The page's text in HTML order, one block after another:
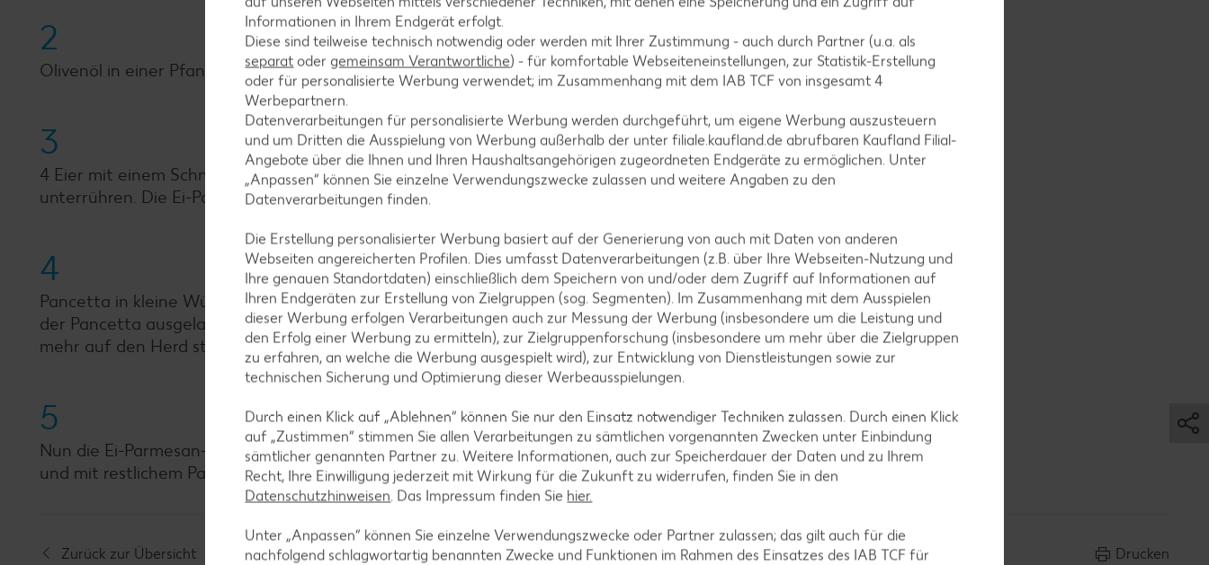
2
Olivenöl in einer Pfanne erhitzen und den Spargel darin anschwitzen.
3
4 Eier mit einem Schneebesen in einer Schüssel miteinander verquirlen und 50 Gramm Parmesan
unterrühren. Die Ei-Parmesan-Mischung mit schwarzem Pfeffer würzen.
4
Pancetta in kleine Würfel schneiden und in einer Pfanne knusprig anbraten. Wenn die Würfel kross sind und
der Pancetta ausgelassen ist, die Pfanne vom Herd nehmen und den Spargel untermengen. Die Pfanne nicht
mehr auf den Herd stellen.
5
Nun die Ei-Parmesan-Mischung unter die Spargel-Pancetta-Mischung rühren. Anschließend sofort servieren
und mit restlichem Parmesan und Petersilie bestreuen.
Zurück zur Übersicht Drucken
Informationen in Ihrem Endgerät erfolgt.
Diese sind teilweise technisch notwendig oder werden mit Ihrer Zustimmung - auch durch Partner (u.a. als
separat oder gemeinsam Verantwortliche) - für komfortable Webseiteneinstellungen, zur Statistik-Erstellung
oder für personalisierte Werbung verwendet; im Zusammenhang mit dem IAB TCF von insgesamt4
Werbepartnern.
Datenverarbeitungen für personalisierte Werbung werden durchgeführt, um eigene Werbung auszusteuern
und um Dritten die Ausspielung von Werbung außerhalb der unter filiale.kaufland.de abrufbaren Kaufland Filial-
Angebote über die Ihnen und Ihren Haushaltsangehörigen zugeordneten Endgeräte zu ermöglichen. Unter
„Anpassen“ können Sie einzelne Verwendungszwecke zulassen und weitere Angaben zu den
Datenverarbeitungen finden.
Die Erstellung personalisierter Werbung basiert auf der Generierung von auch mit Daten von anderen
Webseiten angereicherten Profilen. Dies umfasst Datenverarbeitungen (z.B. über Ihre Webseiten-Nutzung und
Ihre genauen Standortdaten) einschließlich dem Speichern von und/oder dem Zugriff auf Informationen auf
Ihren Endgeräten zur Erstellung von Zielgruppen (sog. Segmenten). Im Zusammenhang mit dem Ausspielen
dieser Werbung erfolgen Verarbeitungen auch zur Messung der Werbung (insbesondere um die Leistung und
den Erfolg einer Werbung zu ermitteln), zur Zielgruppenforschung (insbesondere um mehr über die Zielgruppen
zu erfahren, an welche die Werbung ausgespielt wird), zur Entwicklung von Dienstleistungen sowie zur
technischen Sicherung und Optimierung dieser Werbeausspielungen.
Durch einen Klick auf „Ablehnen“ können Sie nur den Einsatz notwendiger Techniken zulassen. Durch einen Klick
auf „Zustimmen“ stimmen Sie allen Verarbeitungen zu sämtlichen vorgenannten Zwecken unter Einbindung
sämtlicher genannten Partner zu. Weitere Informationen, auch zur Speicherdauer der Daten und zu Ihrem
Recht, Ihre Einwilligung jederzeit mit Wirkung für die Zukunft zu widerrufen, finden Sie in den
Datenschutzhinweisen. Das Impressum finden Sie hier.
Unter „Anpassen“ können Sie einzelne Verwendungszwecke oder Partner zulassen; das gilt auch für die
nachfolgend schlagwortartig benannten Zwecke und Funktionen im Rahmen des Einsatzes des IAB TCF für